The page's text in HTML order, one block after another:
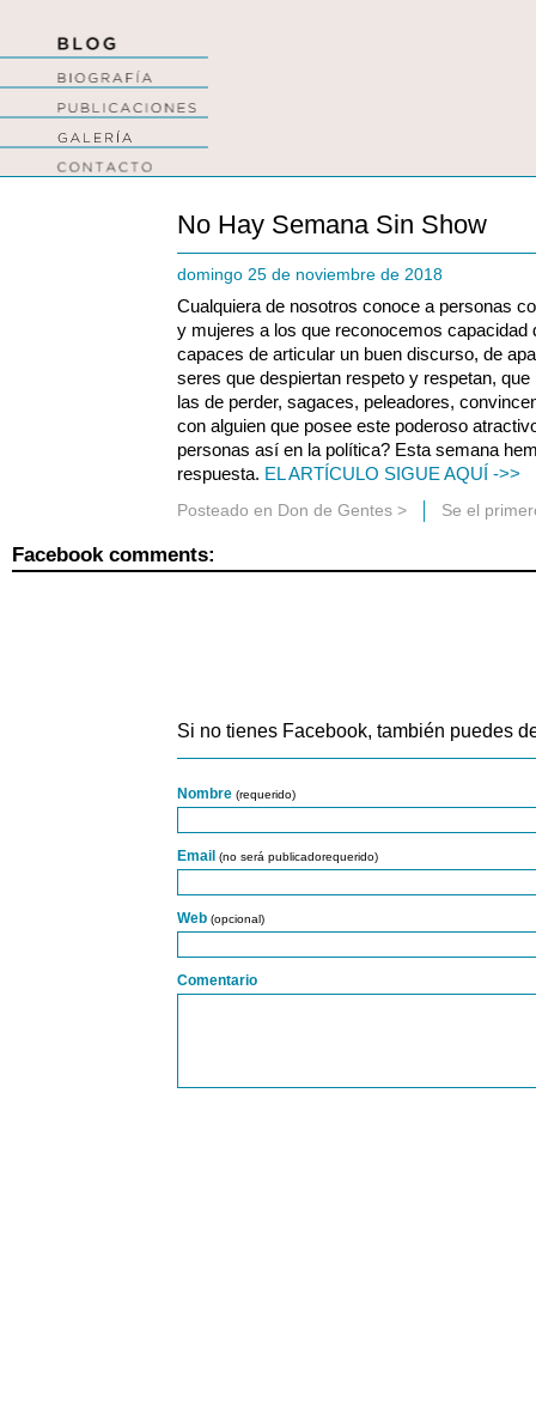
No Hay Semana Sin Show
domingo 25 de noviembre de 2018
Cualquiera de nosotros conoce a personas
y mujeres a los que reconocemos capacidad
capaces de articular un buen discurso, de
seres que despiertan respeto y respetan,
las de perder, sagaces, peleadores,
con alguien que posee este poderoso
personas así en la política? Esta semana
respuesta. EL ARTÍCULO SIGUE AQUÍ ->>
Posteado en Don de Gentes > Se el
Facebook comments:
Si no tienes Facebook, también puedes
Nombre (requerido)
Email (no será publicadorequerido)
Web (opcional)
Comentario